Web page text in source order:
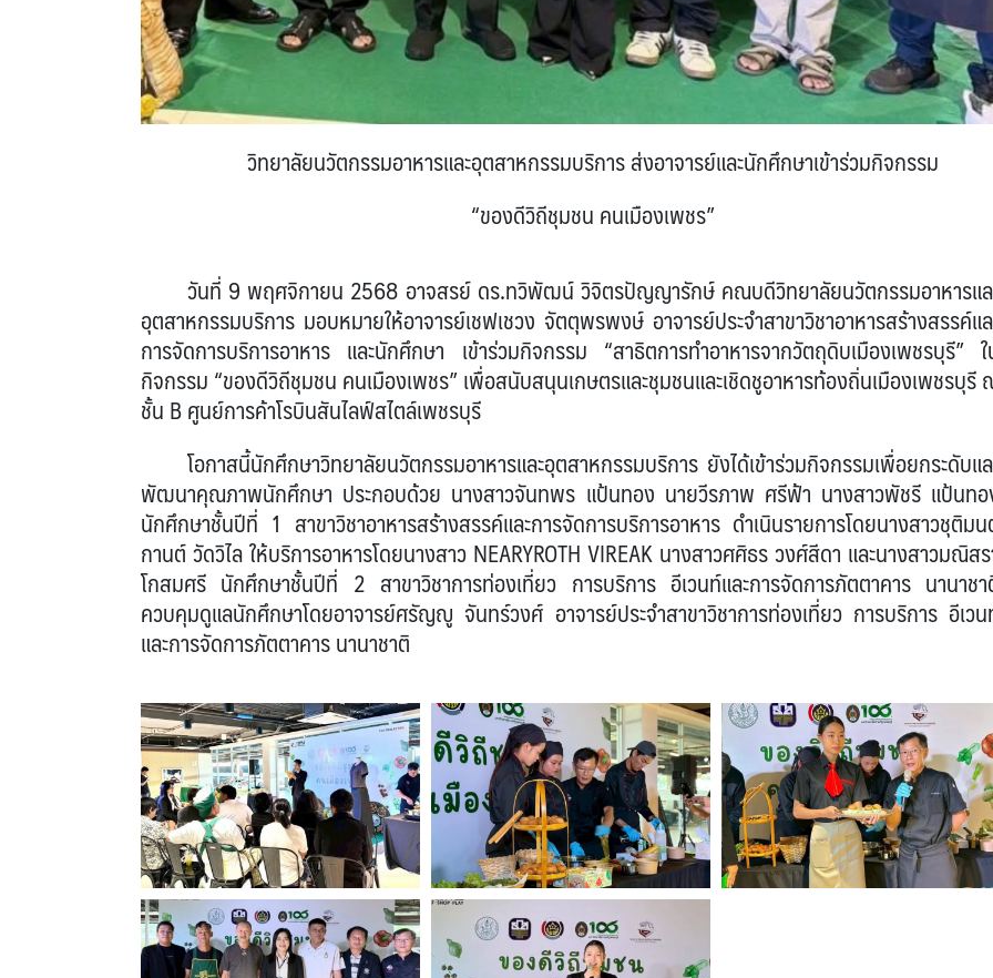
วิทยาลัยนวัตกรรมอาหารและอุตสาหกรรมบริการ ส่งอาจารย์และนักศึกษาเข้าร่วมกิจกรรม
“ของดีวิถีชุมชน คนเมืองเพชร”
วันที่ 9 พฤศจิกายน 2568 อาจสรย์ ดร.ทวิพัฒน์ วิจิตรปัญญารักษ์ คณบดีวิทยาลัยนวัตกรรมอาหารแ
อุตสาหกรรมบริการ มอบหมายให้อาจารย์เชฟเชวง จัตตุพรพงษ์ อาจารย์ประจำสาขาวิชาอาหารสร้างสรรค์แ
การจัดการบริการอาหาร และนักศึกษา เข้าร่วมกิจกรรม “สาธิตการทำอาหารจากวัตถุดิบเมืองเพชรบุรี”
กิจกรรม “ของดีวิถีชุมชน คนเมืองเพชร” เพื่อสนับสนุนเกษตรและชุมชนและเชิดชูอาหารท้องถิ่นเมืองเพชรบุรี
ชั้น B ศูนย์การค้าโรบินสันไลฟ์สไตล์เพชรบุรี
โอกาสนี้นักศึกษาวิทยาลัยนวัตกรรมอาหารและอุตสาหกรรมบริการ ยังได้เข้าร่วมกิจกรรมเพื่อยกระดับแ
พัฒนาคุณภาพนักศึกษา ประกอบด้วย นางสาวจันทพร แป้นทอง นายวีรภาพ ศรีฟ้า นางสาวพัชรี แป้นท
นักศึกษาชั้นปีที่ 1 สาขาวิชาอาหารสร้างสรรค์และการจัดการบริการอาหาร ดำเนินรายการโดยนางสาวชุติม
กานต์ วัดวิไล ให้บริการอาหารโดยนางสาว NEARYROTH VIREAK นางสาวศศิธร วงศ์สีดา และนางสาวมณิส
โกสมศรี นักศึกษาชั้นปีที่ 2 สาขาวิชาการท่องเที่ยว การบริการ อีเวนท์และการจัดการภัตตาคาร นานาช
ควบคุมดูแลนักศึกษาโดยอาจารย์ศรัญญู จันทร์วงศ์ อาจารย์ประจำสาขาวิชาการท่องเที่ยว การบริการ อีเว
และการจัดการภัตตาคาร นานาชาติ